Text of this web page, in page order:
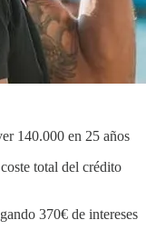
140.000 en 25 años
total del crédito
370€ de intereses